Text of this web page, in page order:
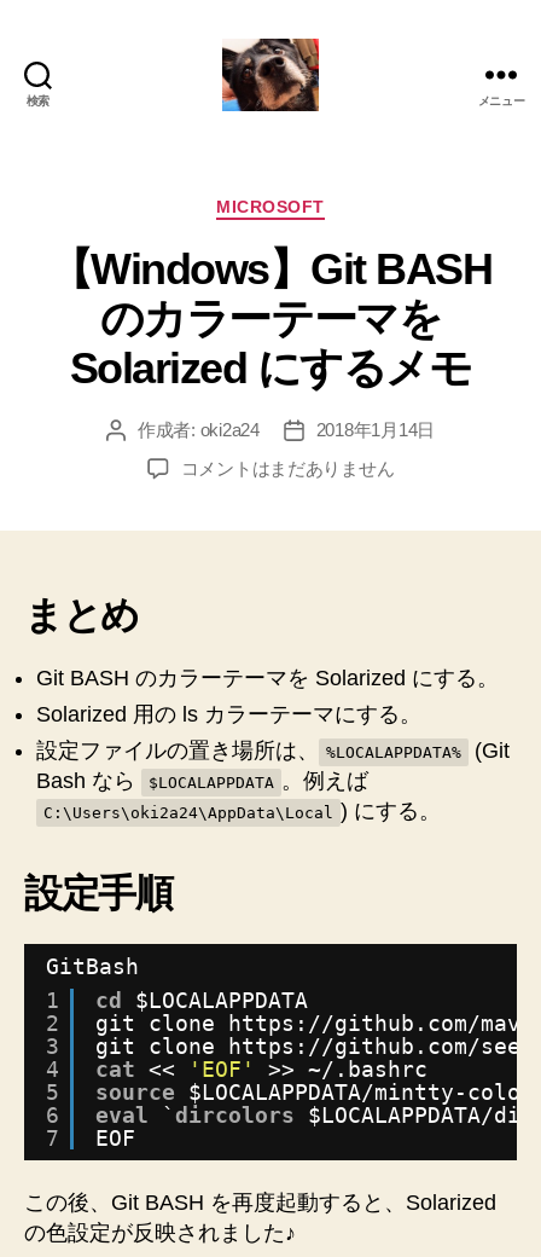
検索 メニュー
カ
ゴ
リ
ー
MICROSOFT
【Windows】Git BASH
のカラーテーマを
Solarized にするメモ
投 作成者: oki2a24
投
稿
日
2018年1月14日
【Windows】
ー
マ
Solarized
に
す
の
コメントはまだありません
まとめ
Git BASH のカラーテーマを Solarized にする。
Solarized 用の ls カラーテーマにする。
設定ファイルの置き場所は、
%LOCALAPPDATA%
(Git
Bash なら
$LOCALAPPDATA 。例えば
C:\Users\oki2a24\AppData\Local ) にする。
設定手順
GitBash
1
2
3
4
5
6
7
cd
$LOCALAPPDATA
git clone https: //github .com/
git clone https: //github .com/
cat << 'EOF'
>> ~/.bashrc
source
$LOCALAPPDATA/mintty-
eval
`dircolors $LOCALAPPDATA/
EOF
この後、Git BASH を再度起動すると、Solarized
の色設定が反映されました♪